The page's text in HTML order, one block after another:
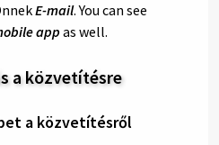
E-mail. You can see
app as well.
a közvetítésre
a közvetítésről